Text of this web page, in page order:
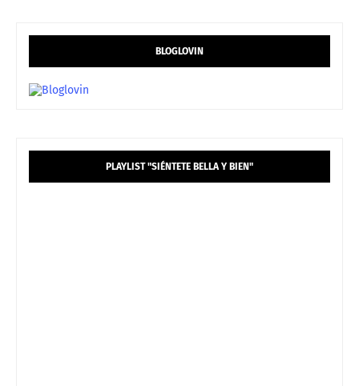
BLOGLOVIN
PLAYLIST "SIÉNTETE BELLA Y BIEN"